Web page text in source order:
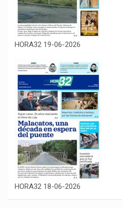
HORA32 19-06-2026
HORA32 18-06-2026